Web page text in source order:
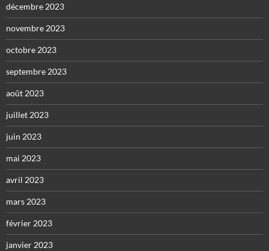
décembre 2023
novembre 2023
octobre 2023
septembre 2023
août 2023
juillet 2023
juin 2023
mai 2023
avril 2023
mars 2023
février 2023
janvier 2023